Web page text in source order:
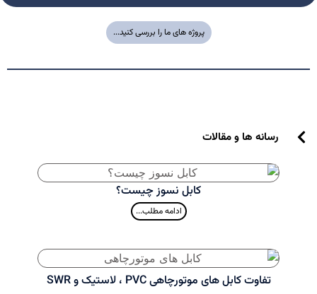
پروژه های ما را بررسی کنید...
رسانه ها و مقالات
کابل نسوز چیست؟
ادامه مطلب...
تفاوت کابل های موتورچاهی PVC ، لاستیک و SWR